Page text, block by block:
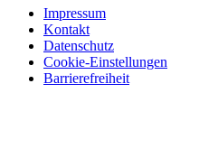
Impressum
Kontakt
Datenschutz
Cookie-Einstellungen
Barrierefreiheit